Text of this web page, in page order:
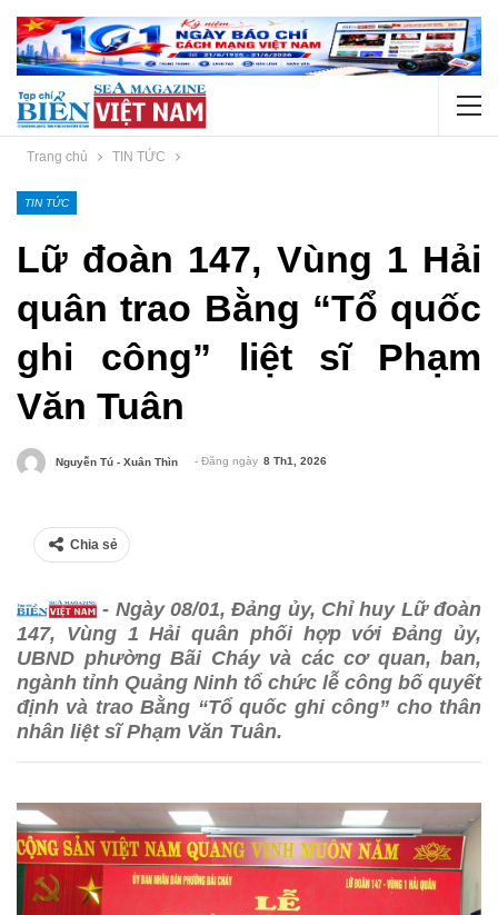
Trang chủ TIN TỨC
TIN TỨC
Lữ đoàn 147, Vùng 1 Hải
quân trao Bằng “Tổ quốc
ghi công” liệt sĩ Phạm
Văn Tuân
Nguyễn Tú - Xuân Thìn - Đăng ngày 8 Th1, 2026
Chia sẻ
- Ngày 08/01, Đảng ủy, Chỉ huy Lữ đoàn
147, Vùng 1 Hải quân phối hợp với Đảng ủy,
UBND phường Bãi Cháy và các cơ quan, ban,
ngành tỉnh Quảng Ninh tổ chức lễ công bố quyết
định và trao Bằng “Tổ quốc ghi công” cho thân
nhân liệt sĩ Phạm Văn Tuân.